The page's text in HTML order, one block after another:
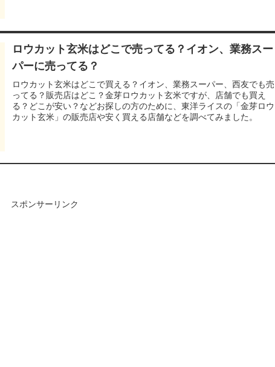
ロウカット玄米はどこで売ってる？イオン、業務スー
パーに売ってる？
ロウカット玄米はどこで買える？イオン、業務スーパー、西友でも売
ってる？販売店はどこ？金芽ロウカット玄米ですが、店舗でも買え
る？どこが安い？などお探しの方のために、東洋ライスの「金芽ロウ
カット玄米」の販売店や安く買える店舗などを調べてみました。
スポンサーリンク